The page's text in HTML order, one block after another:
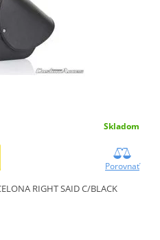
Skladom
Porovnať
RIGHT SAID C/BLACK